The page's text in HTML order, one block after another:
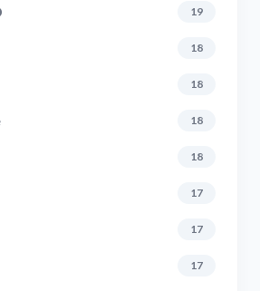
19
18
18
18
18
17
17
17